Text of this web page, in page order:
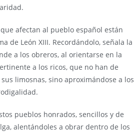
afectan al pueblo español están
de León XIII. Recordándolo, señala la
a los obreros, al orientarse en la
a los ricos, que no han de
limosnas, sino aproximándose a los
pueblos honrados, sencillos y de
alentándoles a obrar dentro de los